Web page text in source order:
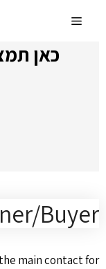
לתוכןMenu
כאן
Buyer
main contact for